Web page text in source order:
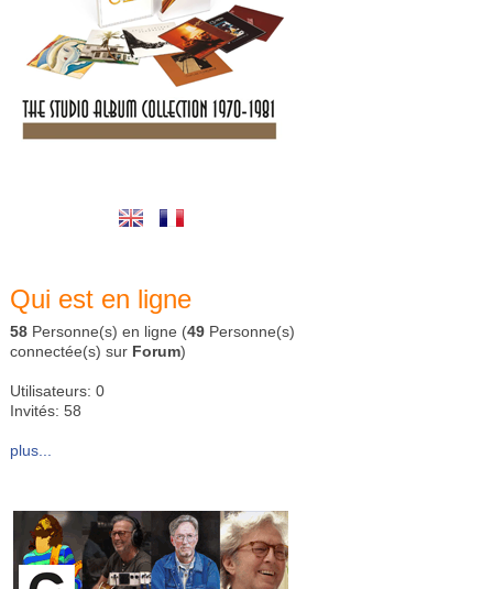
Qui est en ligne
58 Personne(s) en ligne (49 Personne(s)
connectée(s) sur Forum)
Utilisateurs: 0
Invités: 58
plus...